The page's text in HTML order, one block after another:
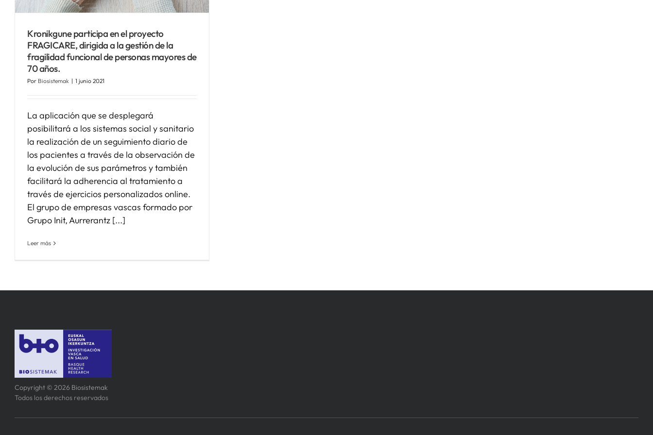
Kronikgune participa en el proyecto
FRAGICARE, dirigida a la gestión de la
fragilidad funcional de personas mayores de
70 años.
Por Biosistemak | 1 junio 2021
La aplicación que se desplegará
posibilitará a los sistemas social y sanitario
la realización de un seguimiento diario de
los pacientes a través de la observación de
la evolución de sus parámetros y también
facilitará la adherencia al tratamiento a
través de ejercicios personalizados online.
El grupo de empresas vascas formado por
Grupo Init, Aurrerantz [...]
Leer más
Copyright © 2026 Biosistemak
Todos los derechos reservados